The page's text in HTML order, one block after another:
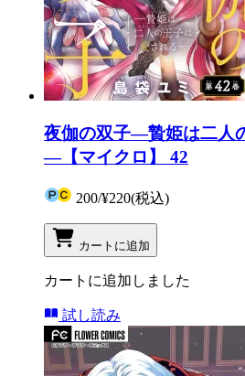
夜伽の双子―贄姫は二人
―【マイクロ】 42
200/¥220(税込)
カートに追加
カートに追加しました
試し読み